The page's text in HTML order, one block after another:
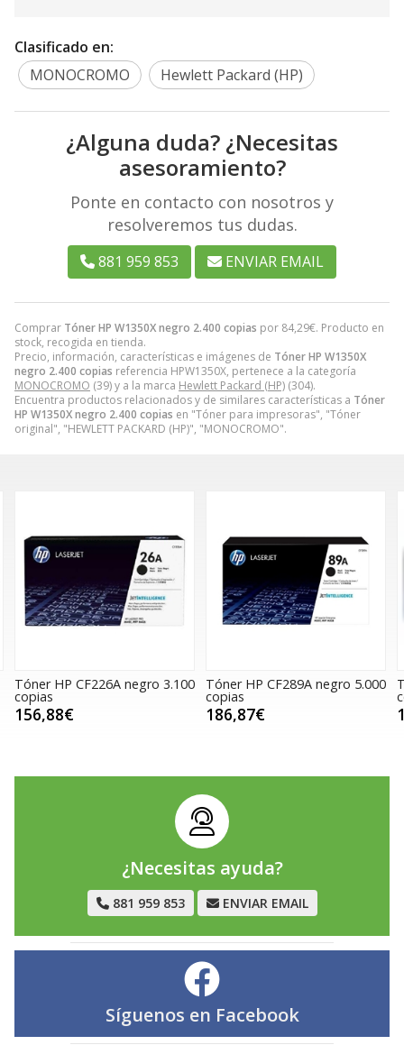
Comprar Tóner HP W1350X negro 2.400 copias por 84,29€. Producto en
stock, recogida en tienda.
Precio, información, características e imágenes de Tóner HP W1350X
negro 2.400 copias referencia HPW1350X, pertenece a la categoría
MONOCROMO (39) y a la marca Hewlett Packard (HP) (304).
Encuentra productos relacionados y de similares características a Tóner
HP W1350X negro 2.400 copias en "Tóner para impresoras", "Tóner
original", "HEWLETT PACKARD (HP)", "MONOCROMO".
Clasificado en:
MONOCROMO
Hewlett Packard (HP)
¿Alguna duda? ¿Necesitas
asesoramiento?
Ponte en contacto con nosotros y
resolveremos tus dudas.
881 959 853 ENVIAR EMAIL
Tóner HP CF226A negro 3.100
copias
156,88€
Tóner HP CF289A negro 5.000
copias
186,87€
¿Necesitas ayuda?
881 959 853 ENVIAR EMAIL
Síguenos en Facebook